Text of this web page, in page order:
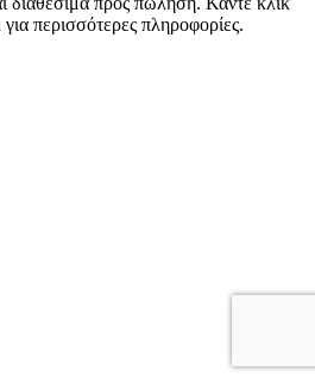
περισσότερες πληροφορίες.